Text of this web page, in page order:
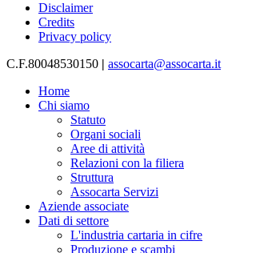
Disclaimer
Credits
Privacy policy
C.F.80048530150 | assocarta@assocarta.it
Home
Chi siamo
Statuto
Organi sociali
Aree di attività
Relazioni con la filiera
Struttura
Assocarta Servizi
Aziende associate
Dati di settore
L'industria cartaria in cifre
Produzione e scambi